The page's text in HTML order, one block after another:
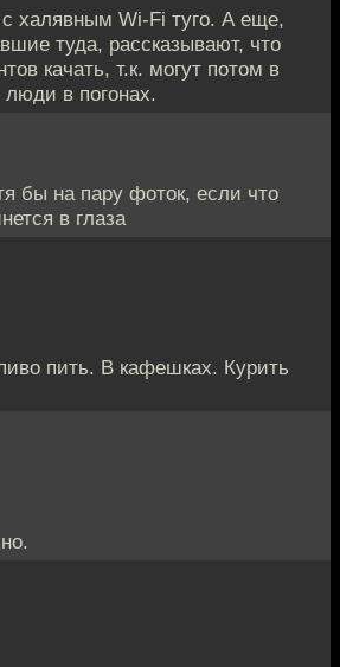
халявным Wi-Fi туго. А еще,
туда, рассказывают, что
качать, т.к. могут потом в
люди в погонах.
бы на пару фоток, если что
в глаза
пить. В кафешках. Курить